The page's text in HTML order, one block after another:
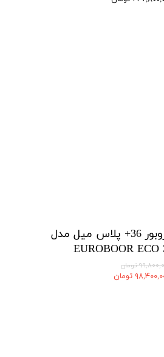
دریل مگنت یوروبور 36+ پلاس میل مدل
EUROBOOR ECO
تومان
تومان